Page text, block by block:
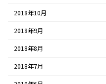
2018年10月
2018年9月
2018年8月
2018年7月